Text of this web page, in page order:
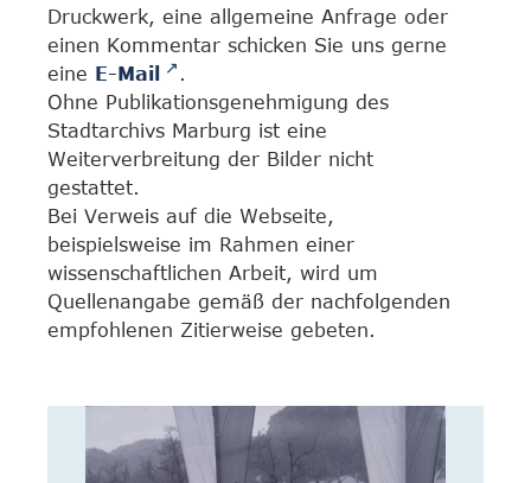
Druckwerk, eine allgemeine Anfrage oder
einen Kommentar schicken Sie uns gerne
eine E-Mail
.
Ohne Publikationsgenehmigung des
Stadtarchivs Marburg ist eine
Weiterverbreitung der Bilder nicht
gestattet.
Bei Verweis auf die Webseite,
beispielsweise im Rahmen einer
wissenschaftlichen Arbeit, wird um
Quellenangabe gemäß der nachfolgenden
empfohlenen Zitierweise gebeten.